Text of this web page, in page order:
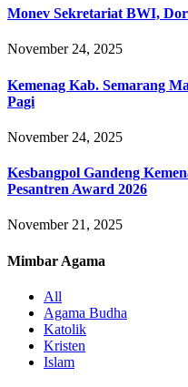
Monev Sekretariat BWI,
November 24, 2025
Kemenag Kab. Semarang
Pagi
November 24, 2025
Kesbangpol Gandeng
Pesantren Award 2026
November 21, 2025
Mimbar Agama
All
Agama Budha
Katolik
Kristen
Islam